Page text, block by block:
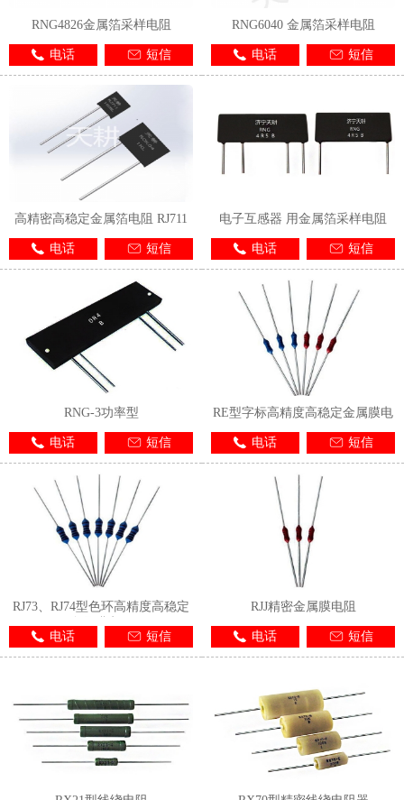
RNG4826金属箔采样电阻
电话 短信
RNG6040 金属箔采样电阻
电话 短信
高精密高稳定金属箔电阻 RJ711
电话 短信
电子互感器 用金属箔采样电阻
电话 短信
RNG-3功率型
电话 短信
RE型字标高精度高稳定金属膜电
电话
短信
RJ73、RJ74型色环高精度高稳定
电话
短信
RJJ精密金属膜电阻
电话 短信